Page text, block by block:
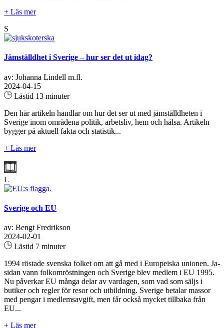
+ Läs mer
S
Jämställdhet i Sverige – hur ser det ut idag?
av: Johanna Lindell m.fl.
2024-04-15
Lästid 13 minuter
Den här artikeln handlar om hur det ser ut med jämställdheten i
Sverige inom områdena politik, arbetsliv, hem och hälsa. Artikeln
bygger på aktuell fakta och statistik...
+ Läs mer
L
Sverige och EU
av: Bengt Fredrikson
2024-02-01
Lästid 7 minuter
1994 röstade svenska folket om att gå med i Europeiska unionen. Ja-
sidan vann folkomröstningen och Sverige blev medlem i EU 1995.
Nu påverkar EU många delar av vardagen, som vad som säljs i
butiker och regler för resor och utbildning. Sverige betalar massor
med pengar i medlemsavgift, men får också mycket tillbaka från
EU...
+ Läs mer